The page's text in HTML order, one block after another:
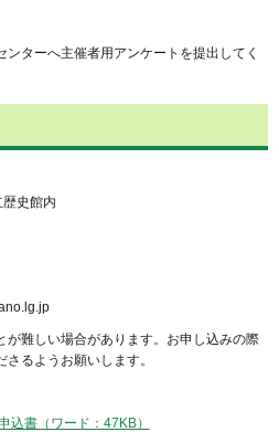
ターへ主催者用アンケートを提出してく
史館内
難しい場合があります。お申し込みの際
るようお願いします。
込書（ワード：47KB）